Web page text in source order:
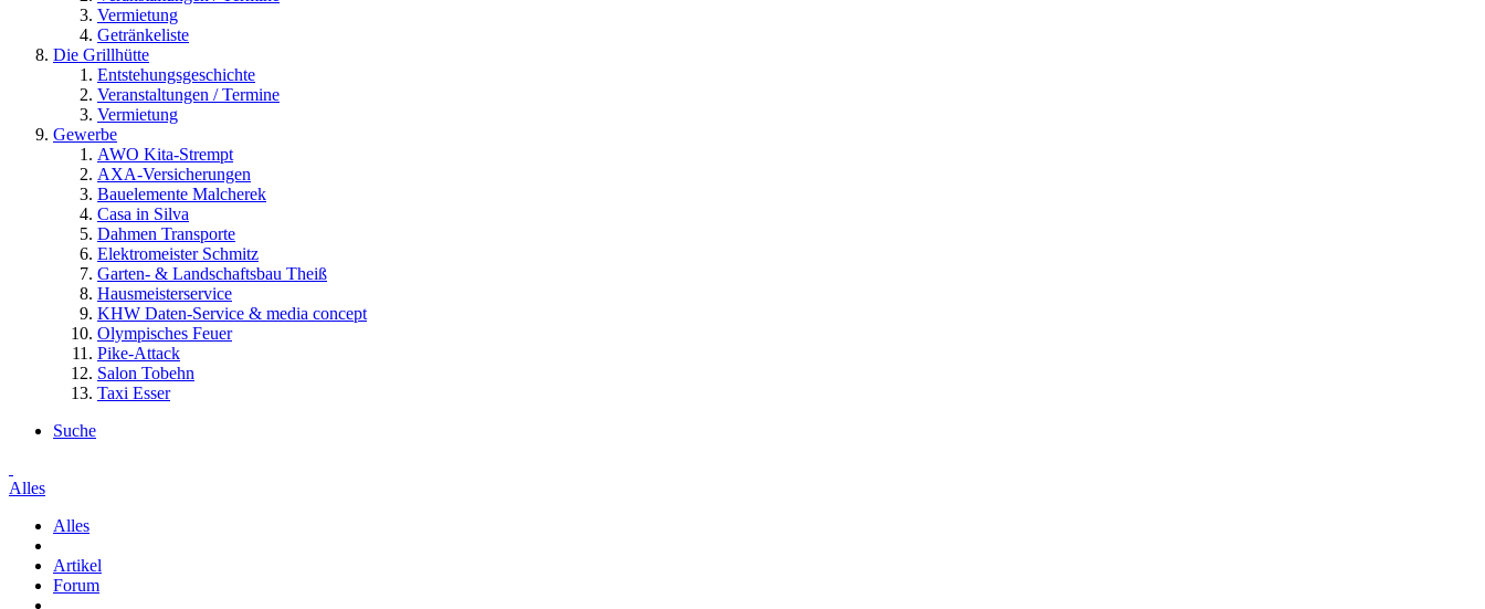
Vermietung
Getränkeliste
Die Grillhütte
Entstehungsgeschichte
Veranstaltungen / Termine
Vermietung
Gewerbe
AWO Kita-Strempt
AXA-Versicherungen
Bauelemente Malcherek
Casa in Silva
Dahmen Transporte
Elektromeister Schmitz
Garten- & Landschaftsbau Theiß
Hausmeisterservice
KHW Daten-Service & media concept
Olympisches Feuer
Pike-Attack
Salon Tobehn
Taxi Esser
Suche
Alles
Alles
Artikel
Forum